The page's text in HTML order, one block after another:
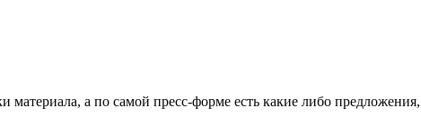
материала, а по самой пресс-форме есть какие либо